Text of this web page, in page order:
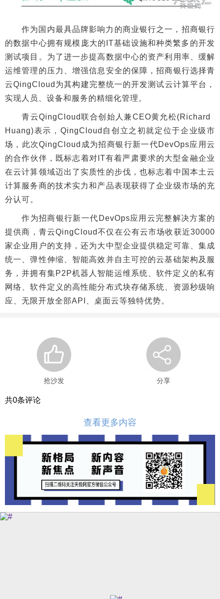
作为国内最具品牌影响力的商业银行之一，招商银行
的数据中心拥有规模庞大的IT基础设施和种类繁多的开发
测试项目。为了进一步提高数据中心的资产利用率、缓解
运维管理的压力、增强信息安全的保障，招商银行选择青
云QingCloud为其构建完整统一的开发测试云计算平台，
实现人员、设备和服务的精细化管理。
青云QingCloud联合创始人兼CEO黄允松(Richard
Huang)表示，QingCloud自创立之初就定位于企业级市
场，此次QingCloud成为招商银行新一代DevOps应用云
的合作伙伴，既标志着对IT有着严肃要求的大型金融企业
在云计算领域迈出了实质性的步伐，也标志着中国本土云
计算服务商的技术实力和产品表现获得了企业级市场的充
分认可。
作为招商银行新一代DevOps应用云完整解决方案的
提供商，青云QingCloud不仅在公有云市场收获近30000
家企业用户的支持，还为大中型企业提供稳定可靠、集成
统一、弹性伸缩、智能高效并自主可控的云基础架构及服
务，并拥有集P2P机器人智能运维系统、软件定义的私有
网络、软件定义的高性能分布式块存储系统、资源秒级响
应、无限开放全部API、桌面云等独特优势。
抢沙发 分享
共0条评论
查看更多内容